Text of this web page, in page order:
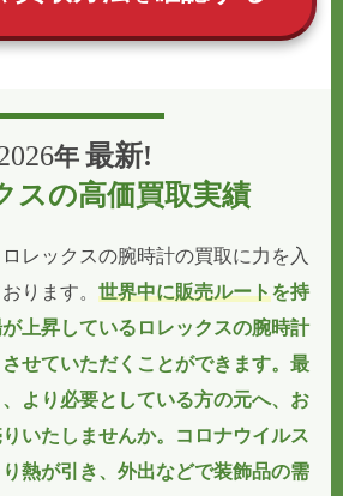
年 最新!
スの高価買取実績
レックスの腕時計の買取に力を入
ります。 世界中に販売ルートを持
上昇しているロレックスの腕時計
せていただくことができます。最
より必要としている方の元へ、お
いたしませんか。コロナウイルス
熱が引き、外出などで装飾品の需